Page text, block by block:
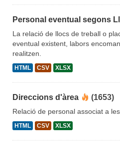
Personal eventual segons
La relació de llocs de treball o
eventual existent, labors
realitzen.
HTML CSV XLSX
Direccions d'àrea (1653)
Relació de personal associat a
HTML CSV XLSX